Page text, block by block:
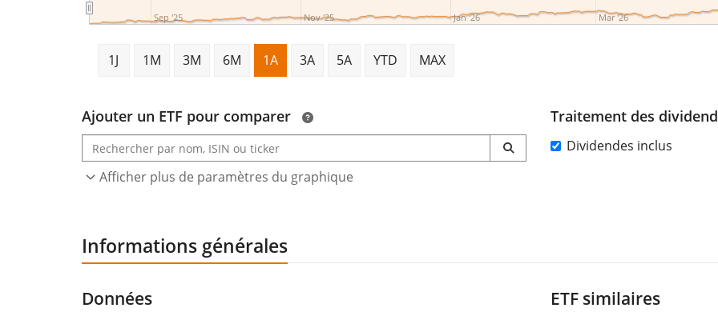
Sep '25 Nov '25 Jan '26 Mar '26
1J 1M 3M 6M 1A 3A 5A YTD MAX
Ajouter un ETF pour comparer Traitement des
Dividendes inclus
Afficher plus de paramètres du graphique
Informations générales
Données ETF similaires